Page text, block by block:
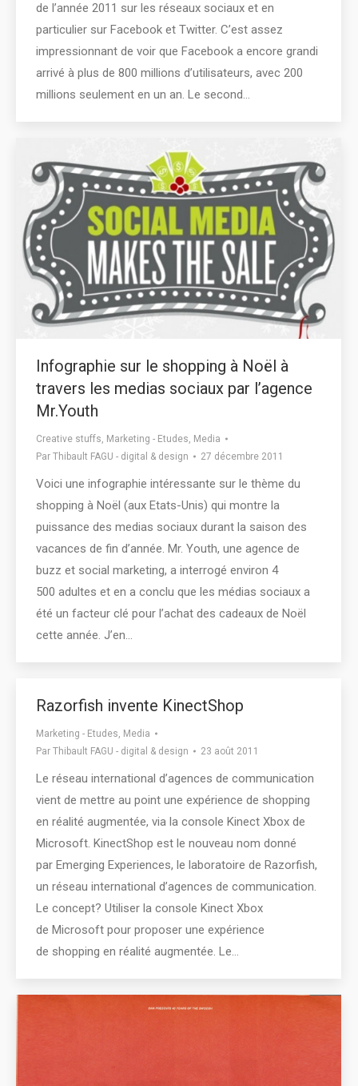
de l’année 2011 sur les réseaux sociaux et en
particulier sur Facebook et Twitter. C’est assez
impressionnant de voir que Facebook a encore grandi
arrivé à plus de 800 millions d’utilisateurs, avec 200
millions seulement en un an. Le second…
Infographie sur le shopping à Noël à
travers les medias sociaux par l’agence
Mr.Youth
Creative stuffs, Marketing - Etudes, Media
Par Thibault FAGU - digital & design 27 décembre 2011
Voici une infographie intéressante sur le thème du
shopping à Noël (aux Etats-Unis) qui montre la
puissance des medias sociaux durant la saison des
vacances de fin d’année. Mr. Youth, une agence de
buzz et social marketing, a interrogé environ 4
500 adultes et en a conclu que les médias sociaux a
été un facteur clé pour l’achat des cadeaux de Noël
cette année. J’en…
Razorfish invente KinectShop
Marketing - Etudes, Media
Par Thibault FAGU - digital & design 23 août 2011
Le réseau international d’agences de communication
vient de mettre au point une expérience de shopping
en réalité augmentée, via la console Kinect Xbox de
Microsoft. KinectShop est le nouveau nom donné
par Emerging Experiences, le laboratoire de Razorfish,
un réseau international d’agences de communication.
Le concept? Utiliser la console Kinect Xbox
de Microsoft pour proposer une expérience
de shopping en réalité augmentée. Le…